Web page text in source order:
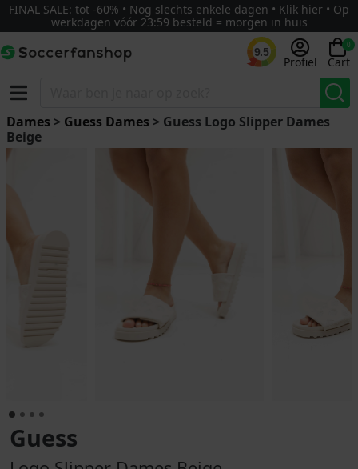
FINAL SALE: tot -60% • Nog slechts enkele dagen • Klik hier • Op
werkdagen vóór 23:59 besteld = morgen in huis
9.5
Profiel
0
Cart
Dames > Guess Dames > Guess Logo Slipper Dames
Beige
Guess